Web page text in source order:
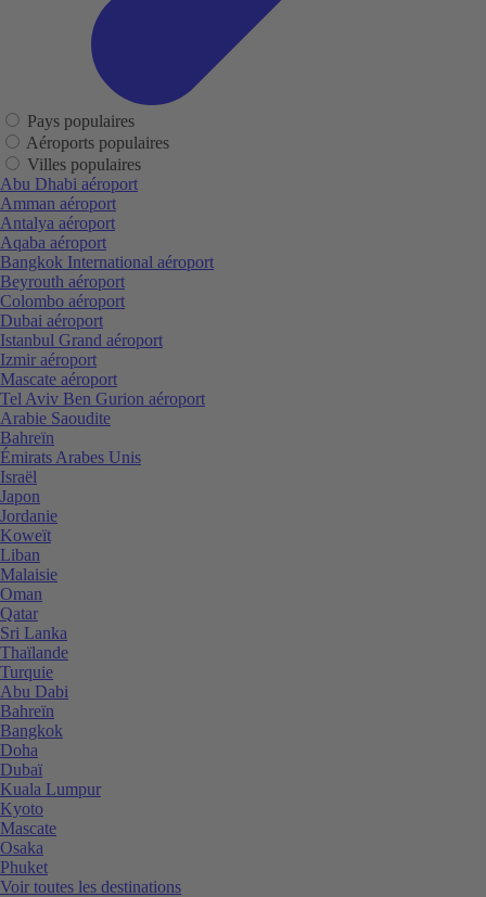
Pays populaires
Aéroports populaires
Villes populaires
Abu Dhabi aéroport
Amman aéroport
Antalya aéroport
Aqaba aéroport
Bangkok International aéroport
Beyrouth aéroport
Colombo aéroport
Dubai aéroport
Istanbul Grand aéroport
Izmir aéroport
Mascate aéroport
Tel Aviv Ben Gurion aéroport
Arabie Saoudite
Bahreïn
Émirats Arabes Unis
Israël
Japon
Jordanie
Koweït
Liban
Malaisie
Oman
Qatar
Sri Lanka
Thaïlande
Turquie
Abu Dabi
Bahreïn
Bangkok
Doha
Dubaï
Kuala Lumpur
Kyoto
Mascate
Osaka
Phuket
Voir toutes les destinations